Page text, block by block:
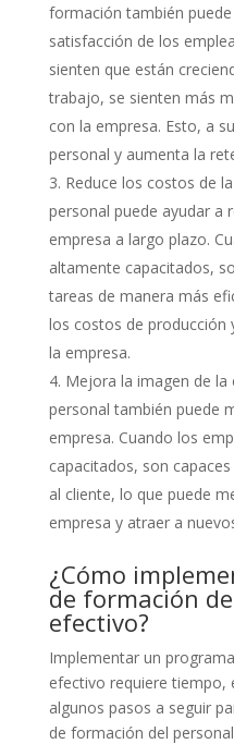
formación también
satisfacción de los
sienten que están
trabajo, se sienten más
con la empresa. Esto, a
personal y aumenta la
Reduce los costos de
personal puede ayudar a
empresa a largo plazo.
altamente capacitados,
tareas de manera más
los costos de producción
la empresa.
Mejora la imagen de
personal también puede
empresa. Cuando los
capacitados, son
al cliente, lo que puede
empresa y atraer a
¿Cómo
de formación
efectivo?
Implementar un
efectivo requiere tiempo,
algunos pasos a seguir
de formación del